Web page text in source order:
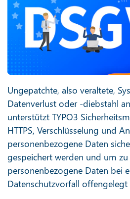
Ungepatchte, also veraltete,
Datenverlust oder -diebstahl
unterstützt TYPO3
HTTPS, Verschlüsselung und
personenbezogene Daten
gespeichert werden und um
personenbezogene Daten bei
Datenschutzvorfall offengelegt